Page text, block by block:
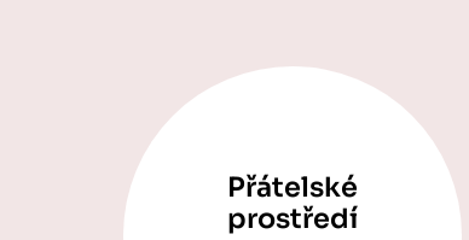
Přátelské
prostředí